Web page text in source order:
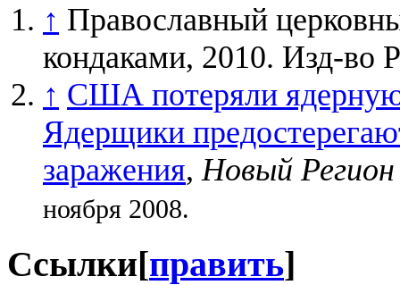
↑ Православный
кондаками, 2010. Изд-
↑ США потеряли ядерную
Ядерщики
заражения, Новый Регион
ноября 2008.
Ссылки[править]